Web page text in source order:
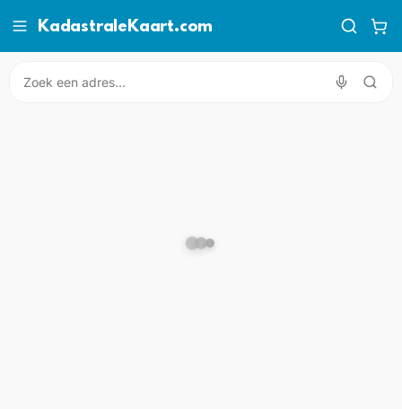
KadastraleKaart.com